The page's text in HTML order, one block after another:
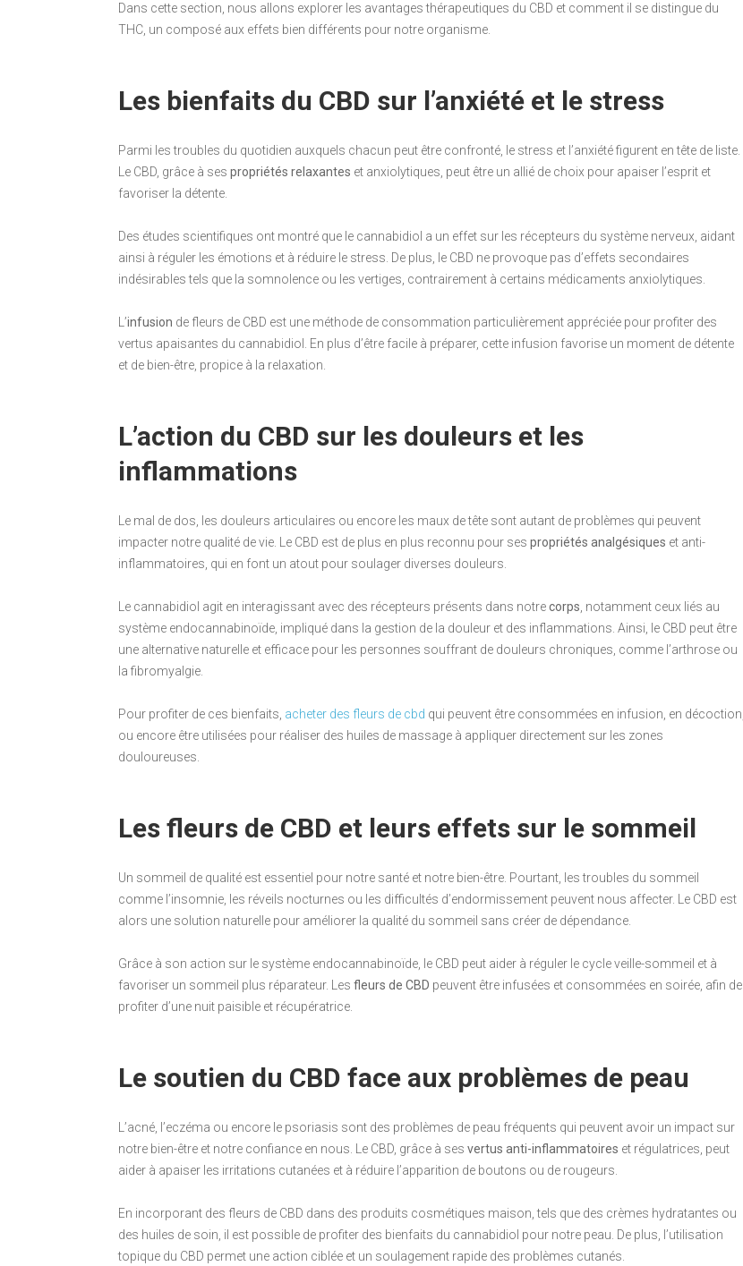
Dans cette section, nous allons explorer les avantages thérapeutiques du CBD et comment il se distingue du
THC, un composé aux effets bien différents pour notre organisme.
Les bienfaits du CBD sur l’anxiété et le stress
Parmi les troubles du quotidien auxquels chacun peut être confronté, le stress et l’anxiété figurent en tête de liste.
Le CBD, grâce à ses propriétés relaxantes et anxiolytiques, peut être un allié de choix pour apaiser l’esprit et
favoriser la détente.
Des études scientifiques ont montré que le cannabidiol a un effet sur les récepteurs du système nerveux, aidant
ainsi à réguler les émotions et à réduire le stress. De plus, le CBD ne provoque pas d’effets secondaires
indésirables tels que la somnolence ou les vertiges, contrairement à certains médicaments anxiolytiques.
L’infusion de fleurs de CBD est une méthode de consommation particulièrement appréciée pour profiter des
vertus apaisantes du cannabidiol. En plus d’être facile à préparer, cette infusion favorise un moment de détente
et de bien-être, propice à la relaxation.
L’action du CBD sur les douleurs et les
inflammations
Le mal de dos, les douleurs articulaires ou encore les maux de tête sont autant de problèmes qui peuvent
impacter notre qualité de vie. Le CBD est de plus en plus reconnu pour ses propriétés analgésiques et anti-
inflammatoires, qui en font un atout pour soulager diverses douleurs.
Le cannabidiol agit en interagissant avec des récepteurs présents dans notrecorps , notamment ceux liés au
système endocannabinoïde, impliqué dans la gestion de la douleur et des inflammations. Ainsi, le CBD peut être
une alternative naturelle et efficace pour les personnes souffrant de douleurs chroniques, comme l’arthrose ou
la fibromyalgie.
Pour profiter de ces bienfaits, acheter des fleurs de cbd qui peuvent être consommées en infusion, en décoction,
ou encore être utilisées pour réaliser des huiles de massage à appliquer directement sur les zones
douloureuses.
Les fleurs de CBD et leurs effets sur le sommeil
Un sommeil de qualité est essentiel pour notre santé et notre bien-être. Pourtant, les troubles du sommeil
comme l’insomnie, les réveils nocturnes ou les difficultés d’endormissement peuvent nous affecter. Le CBD est
alors une solution naturelle pour améliorer la qualité du sommeil sans créer de dépendance.
Grâce à son action sur le système endocannabinoïde, le CBD peut aider à réguler le cycle veille-sommeil et à
favoriser un sommeil plus réparateur. Les fleurs de CBD peuvent être infusées et consommées en soirée, afin de
profiter d’une nuit paisible et récupératrice.
Le soutien du CBD face aux problèmes de peau
L’acné, l’eczéma ou encore le psoriasis sont des problèmes de peau fréquents qui peuvent avoir un impact sur
notre bien-être et notre confiance en nous. Le CBD, grâce à ses vertus anti-inflammatoires et régulatrices, peut
aider à apaiser les irritations cutanées et à réduire l’apparition de boutons ou de rougeurs.
En incorporant des fleurs de CBD dans des produits cosmétiques maison, tels que des crèmes hydratantes ou
des huiles de soin, il est possible de profiter des bienfaits du cannabidiol pour notre peau. De plus, l’utilisation
topique du CBD permet une action ciblée et un soulagement rapide des problèmes cutanés.